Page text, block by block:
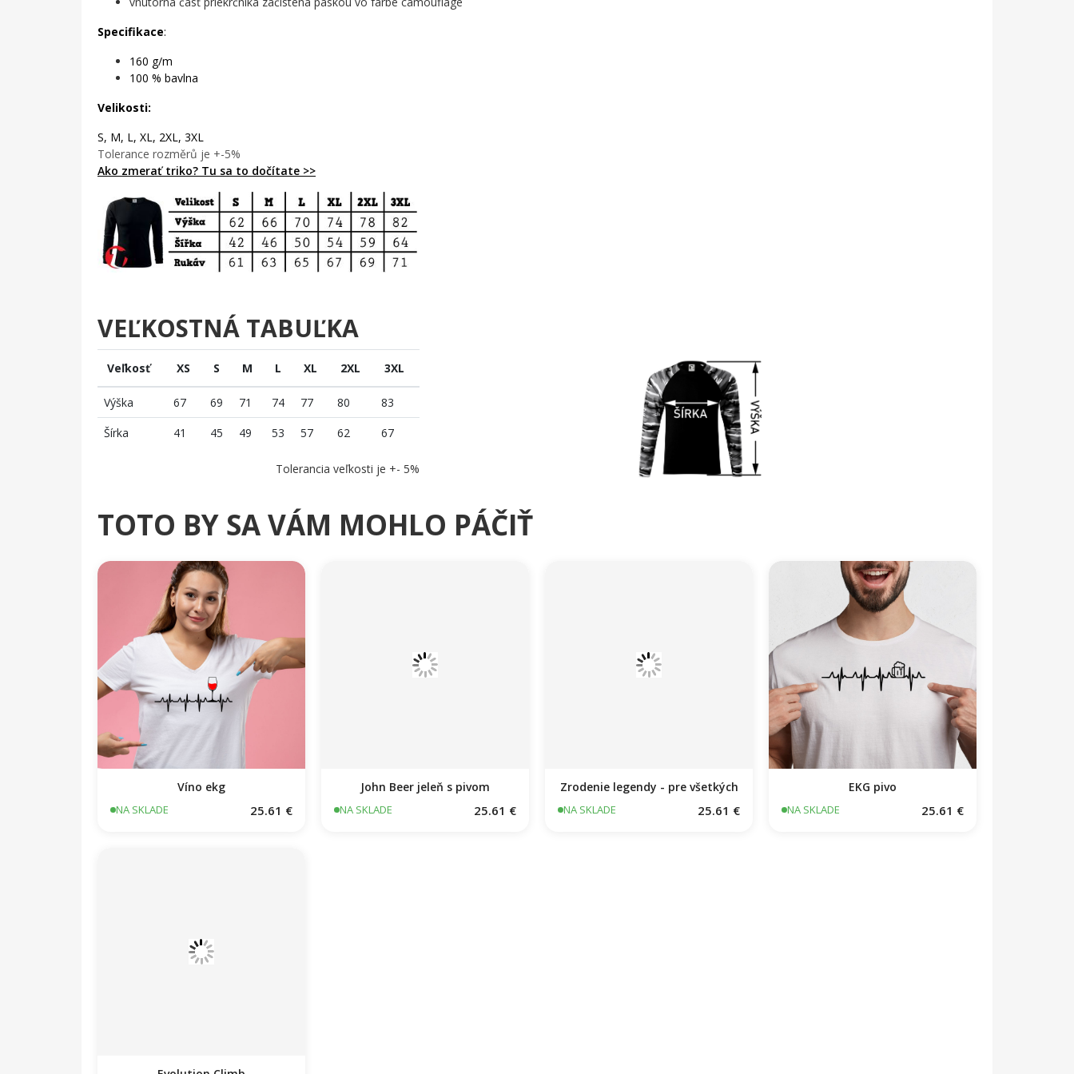
Specifikace:
160 g/m
100 % bavlna
Velikosti:
S, M, L, XL, 2XL, 3XL
Tolerance rozměrů je +-5%
Ako zmerať triko? Tu sa to dočítate >>
VEĽKOSTNÁ TABUĽKA
Veľkosť XS S M L XL 2XL 3XL
Výška 67 69 71 74 77 80
83
Šírka
41 45 49 53 57 62 67
Tolerancia veľkosti je +- 5%
TOTO BY SA VÁM MOHLO PÁČIŤ
Víno ekg
NA SKLADE 25.61 €
John Beer jeleň s pivom
NA SKLADE 25.61 €
Zrodenie legendy - pre všetkých
NA SKLADE 25.61 €
EKG pivo
NA SKLADE 25.61 €